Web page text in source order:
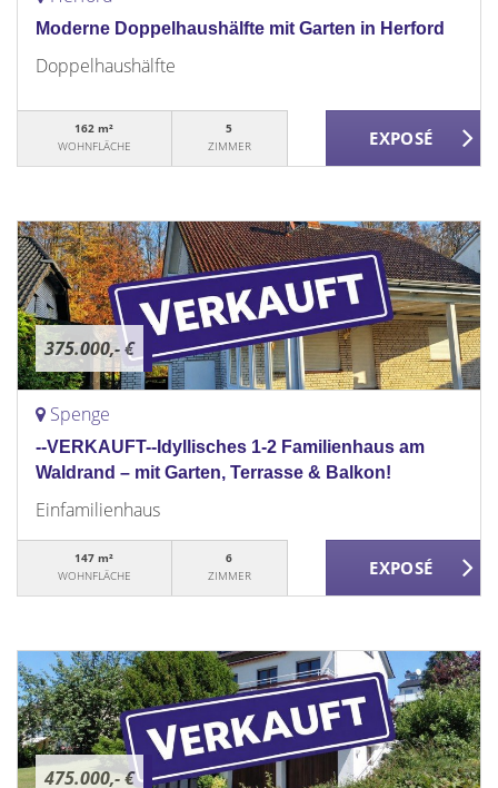
Moderne Doppelhaushälfte mit Garten in Herford
Doppelhaushälfte
162 m²
WOHNFLÄCHE
5
ZIMMER
375.000,- €
Spenge
--VERKAUFT--Idyllisches 1-2 Familienhaus am
Waldrand – mit Garten, Terrasse & Balkon!
Einfamilienhaus
147 m²
WOHNFLÄCHE
6
ZIMMER
475.000,- €